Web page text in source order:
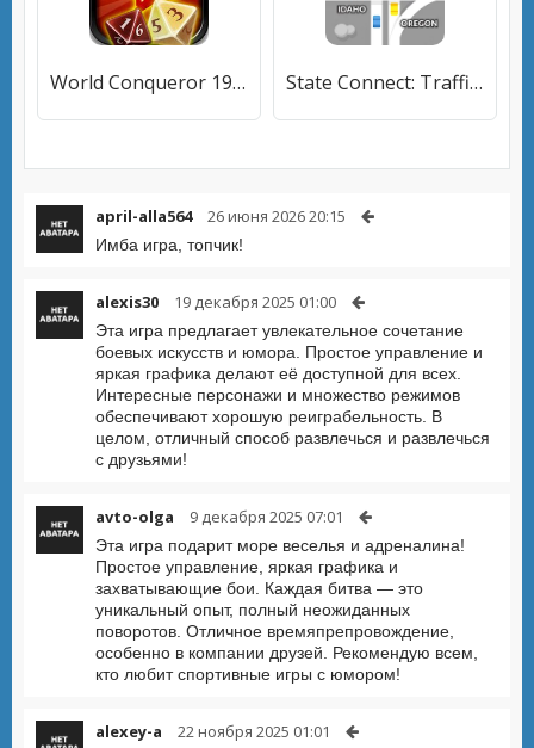
World Conqueror 1945 State Connect: Traffic Control
april-alla564 26 июня 2026 20:15
Имба игра, топчик!
alexis30 19 декабря 2025 01:00
Эта игра предлагает увлекательное сочетание
боевых искусств и юмора. Простое управление и
яркая графика делают её доступной для всех.
Интересные персонажи и множество режимов
обеспечивают хорошую реиграбельность. В
целом, отличный способ развлечься и развлечься
с друзьями!
avto-olga 9 декабря 2025 07:01
Эта игра подарит море веселья и адреналина!
Простое управление, яркая графика и
захватывающие бои. Каждая битва — это
уникальный опыт, полный неожиданных
поворотов. Отличное времяпрепровождение,
особенно в компании друзей. Рекомендую всем,
кто любит спортивные игры с юмором!
alexey-a 22 ноября 2025 01:01